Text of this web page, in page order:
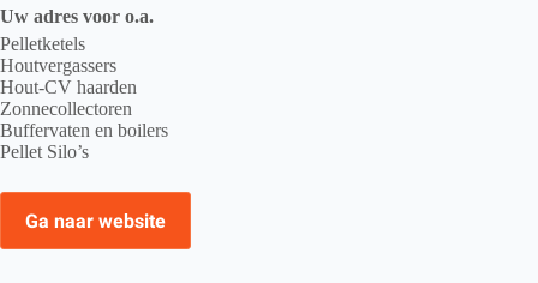
Uw adres voor o.a.
Pelletketels
Houtvergassers
Hout-CV haarden
Zonnecollectoren
Buffervaten en boilers
Pellet Silo’s
Ga naar website